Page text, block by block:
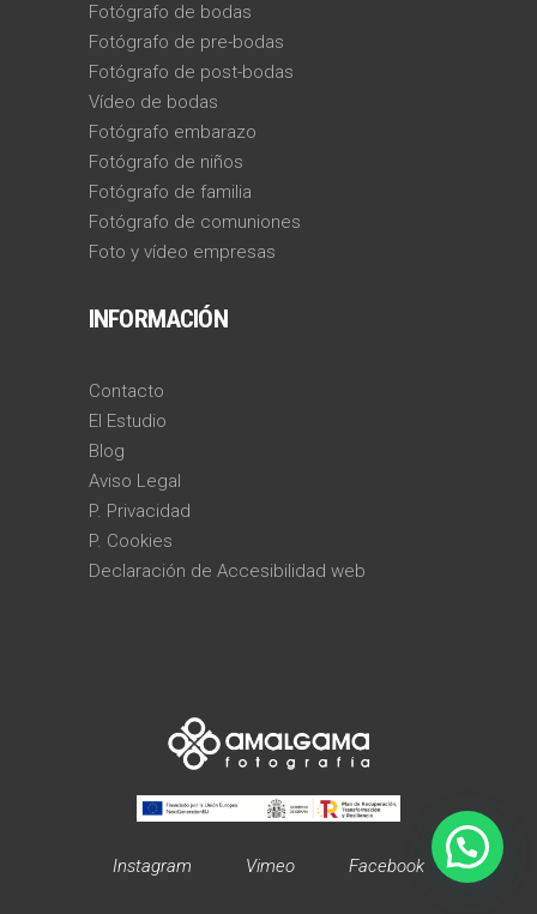
Fotógrafo de bodas
Fotógrafo de pre-bodas
Fotógrafo de post-bodas
Vídeo de bodas
Fotógrafo embarazo
Fotógrafo de niños
Fotógrafo de familia
Fotógrafo de comuniones
Foto y vídeo empresas
INFORMACIÓN
Contacto
El Estudio
Blog
Aviso Legal
P. Privacidad
P. Cookies
Declaración de Accesibilidad web
Instagram Vimeo Facebook